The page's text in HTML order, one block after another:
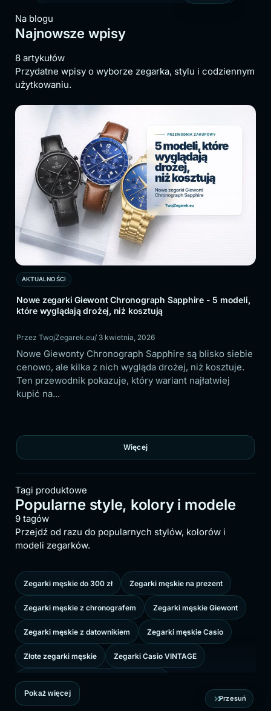
Na blogu
Najnowsze wpisy
8 artykułów
Przydatne wpisy o wyborze zegarka, stylu i codziennym
użytkowaniu.
AKTUALNOŚCI
Nowe zegarki Giewont Chronograph Sapphire - 5 modeli,
które wyglądają drożej, niż kosztują
Przez TwojZegarek.eu/ 3 kwietnia, 2026
Nowe Giewonty Chronograph Sapphire są blisko siebie
cenowo, ale kilka z nich wygląda drożej, niż kosztuje.
Ten przewodnik pokazuje, który wariant najłatwiej
kupić na...
Więcej
Przesuń
Tagi produktowe
Popularne style, kolory i modele
9 tagów
Przejdź od razu do popularnych stylów, kolorów i
modeli zegarków.
Zegarki męskie do 300 zł Zegarki męskie na prezent
Zegarki męskie z chronografem Zegarki męskie Giewont
Zegarki męskie z datownikiem Zegarki męskie Casio
Złote zegarki męskie Zegarki Casio VINTAGE
Zegarki męskie na srebrnej bransolecie
Pokaż więcej